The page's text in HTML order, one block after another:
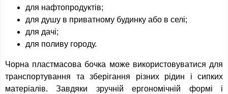
для нафтопродуктів;
для душу в приватному будинку або в селі;
для дачі;
для поливу городу.
Чорна пластмасова бочка може використовуватися для
транспортування та зберігання різних рідин і сипких
матеріалів. Завдяки зручній ергономічній формі і